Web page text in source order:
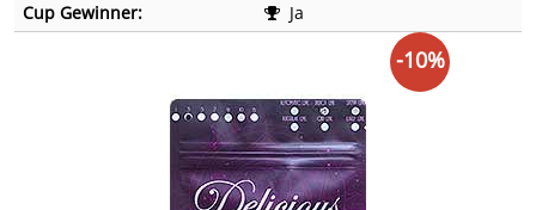
Cup Gewinner:
Ja
-10%